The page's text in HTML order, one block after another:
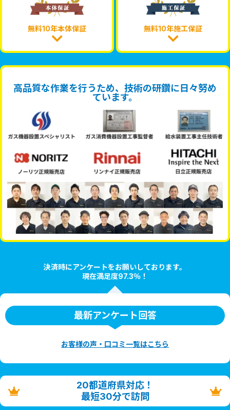
無料10年本体保証 無料10年施工保証
高品質な作業を行うため、技術の研鑽に日々努め
ています。
決済時にアンケートをお願いしております。
現在満足度97.3％！
最新アンケート回答
お客様の声・口コミ一覧はこちら
20都道府県対応！
最短30分で訪問